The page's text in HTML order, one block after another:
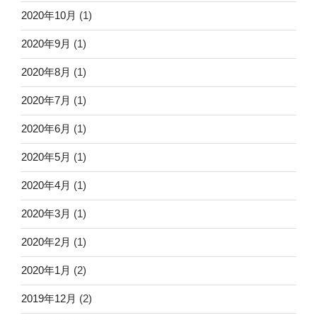
2020年10月 (1)
2020年9月 (1)
2020年8月 (1)
2020年7月 (1)
2020年6月 (1)
2020年5月 (1)
2020年4月 (1)
2020年3月 (1)
2020年2月 (1)
2020年1月 (2)
2019年12月 (2)